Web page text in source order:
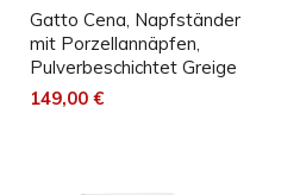
Gatto Cena, Napfständer
mit Porzellannäpfen,
Pulverbeschichtet Greige
149,00 €